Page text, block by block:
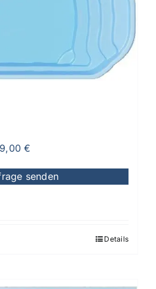
€
senden
Details